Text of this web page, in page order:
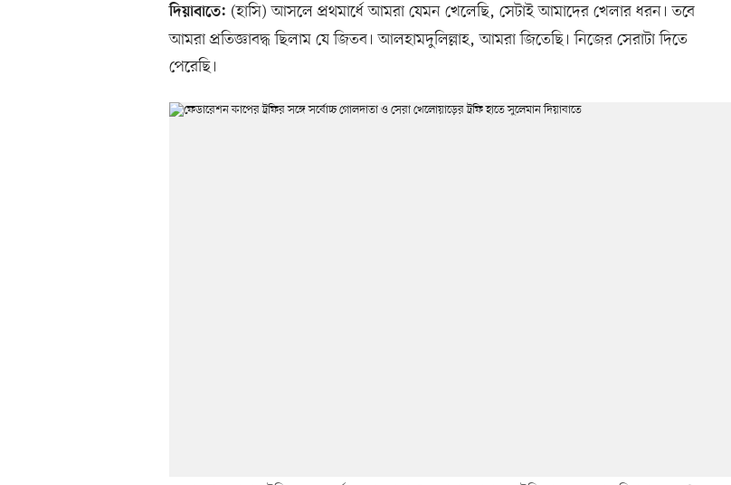
দিয়াবাতে: (হাসি) আসলে প্রথমার্ধে আমরা যেমন খেলেছি, সেটাই আমাদের খেলার ধরন। তবে
আমরা প্রতিজ্ঞাবদ্ধ ছিলাম যে জিতব। আলহামদুলিল্লাহ, আমরা জিতেছি। নিজের সেরাটা দিতে
পেরেছি।